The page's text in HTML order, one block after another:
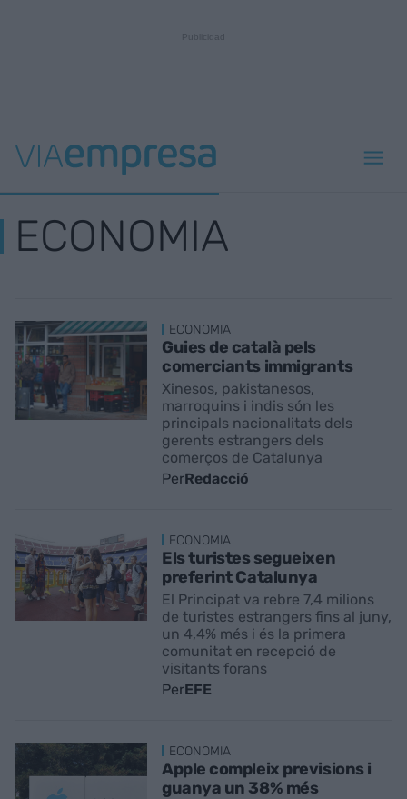
ECONOMIA
ECONOMIA
Guies de català pels
comerciants immigrants
Xinesos, pakistanesos,
marroquins i indis són les
principals nacionalitats dels
gerents estrangers dels
comerços de Catalunya
PerRedacció
ECONOMIA
Els turistes segueixen
preferint Catalunya
El Principat va rebre 7,4 milions
de turistes estrangers fins al juny,
un 4,4% més i és la primera
comunitat en recepció de
visitants forans
PerEFE
ECONOMIA
Apple compleix previsions i
guanya un 38% més